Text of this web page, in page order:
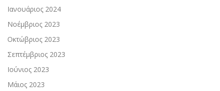
Ιανουάριος 2024
Νοέμβριος 2023
Οκτώβριος 2023
Σεπτέμβριος 2023
Ιούνιος 2023
Μάιος 2023